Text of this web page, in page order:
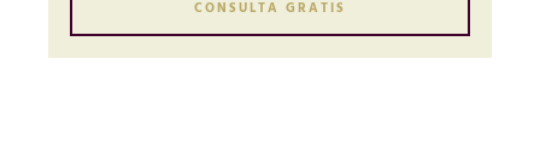
CONSULTA GRATIS